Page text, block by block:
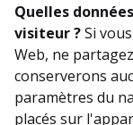
Quelles
visiteur ?Si
Web, ne
conserverons
paramètres du
placés sur